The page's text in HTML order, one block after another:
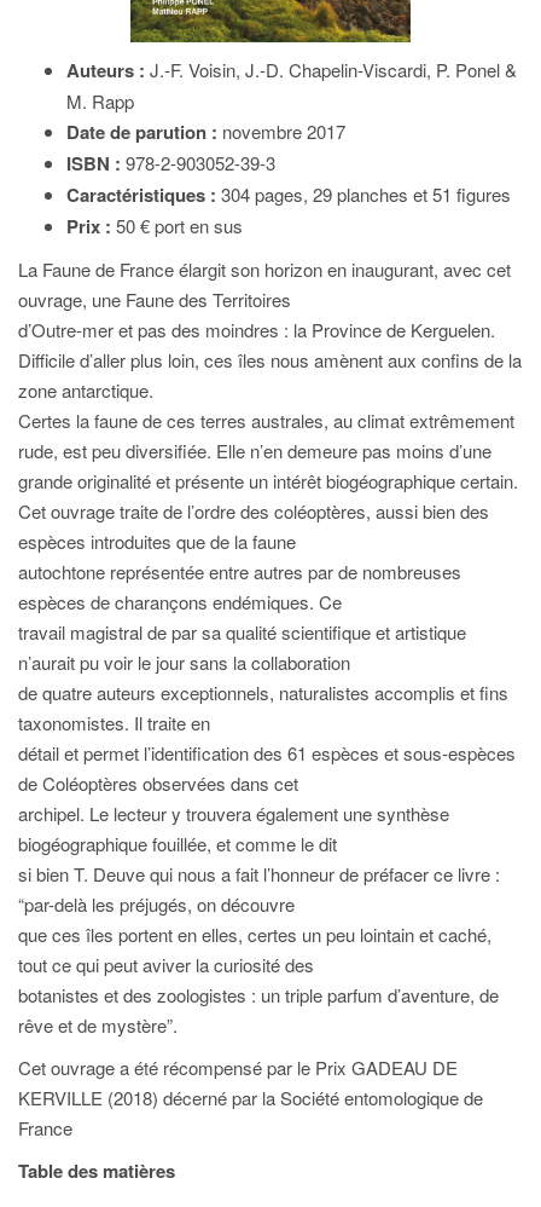
Auteurs : J.-F. Voisin, J.-D. Chapelin-Viscardi, P. Ponel &
M. Rapp
Date de parution : novembre 2017
ISBN : 978-2-903052-39-3
Caractéristiques : 304 pages, 29 planches et 51 figures
Prix : 50 € port en sus
La Faune de France élargit son horizon en inaugurant, avec cet
ouvrage, une Faune des Territoires
d’Outre-mer et pas des moindres : la Province de Kerguelen.
Difficile d’aller plus loin, ces îles nous amènent aux confins de la
zone antarctique.
Certes la faune de ces terres australes, au climat extrêmement
rude, est peu diversifiée. Elle n’en demeure pas moins d’une
grande originalité et présente un intérêt biogéographique certain.
Cet ouvrage traite de l’ordre des coléoptères, aussi bien des
espèces introduites que de la faune
autochtone représentée entre autres par de nombreuses
espèces de charançons endémiques. Ce
travail magistral de par sa qualité scientifique et artistique
n’aurait pu voir le jour sans la collaboration
de quatre auteurs exceptionnels, naturalistes accomplis et fins
taxonomistes. Il traite en
détail et permet l’identification des 61 espèces et sous-espèces
de Coléoptères observées dans cet
archipel. Le lecteur y trouvera également une synthèse
biogéographique fouillée, et comme le dit
si bien T. Deuve qui nous a fait l’honneur de préfacer ce livre :
“par-delà les préjugés, on découvre
que ces îles portent en elles, certes un peu lointain et caché,
tout ce qui peut aviver la curiosité des
botanistes et des zoologistes : un triple parfum d’aventure, de
rêve et de mystère”.
Cet ouvrage a été récompensé par le Prix GADEAU DE
KERVILLE (2018) décerné par la Société entomologique de
France
Table des matières